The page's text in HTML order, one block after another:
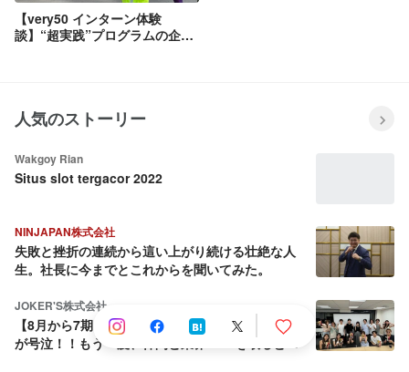
【very50 インターン体験
談】“超実践”プログラムの企画
人気のストーリー
Wakgoy Rian
Situs slot tergacor 2022
NINJAPAN株式会社
失敗と挫折の連続から這い上がり続ける壮絶な人
生。社長に今までとこれからを聞いてみた。
JOKER'S株式会社
【8月から7期目へ】会社を売却しようとした社長
が号泣！！もう一度、仲間と業界No.1を取ると決